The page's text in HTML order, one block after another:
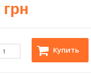
грн
Купить